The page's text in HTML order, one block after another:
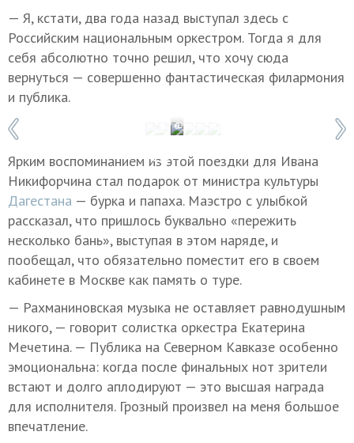
— Я, кстати, два года назад выступал здесь с
Российским национальным оркестром. Тогда я для
себя абсолютно точно решил, что хочу сюда
вернуться — совершенно фантастическая филармония
и публика.
Фото: © Сергей Прокудин-Лемешев,
1 / 6
Ярким воспоминанием из этой поездки для Ивана
Никифорчина стал подарок от министра культуры
Дагестана — бурка и папаха. Маэстро с улыбкой
рассказал, что пришлось буквально «пережить
несколько бань», выступая в этом наряде, и
пообещал, что обязательно поместит его в своем
кабинете в Москве как память о туре.
— Рахманиновская музыка не оставляет равнодушным
никого, — говорит солистка оркестра Екатерина
Мечетина. — Публика на Северном Кавказе особенно
эмоциональна: когда после финальных нот зрители
встают и долго аплодируют — это высшая награда
для исполнителя. Грозный произвел на меня большое
впечатление.